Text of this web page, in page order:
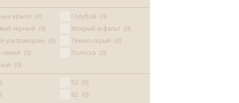
крыло 0 Голубой
0
чёрный 0 Мокрый асфальт
0
ультрамарин 0 Тёмно-серый
0
синий 0 Полоска
0
0
52
0
62
0